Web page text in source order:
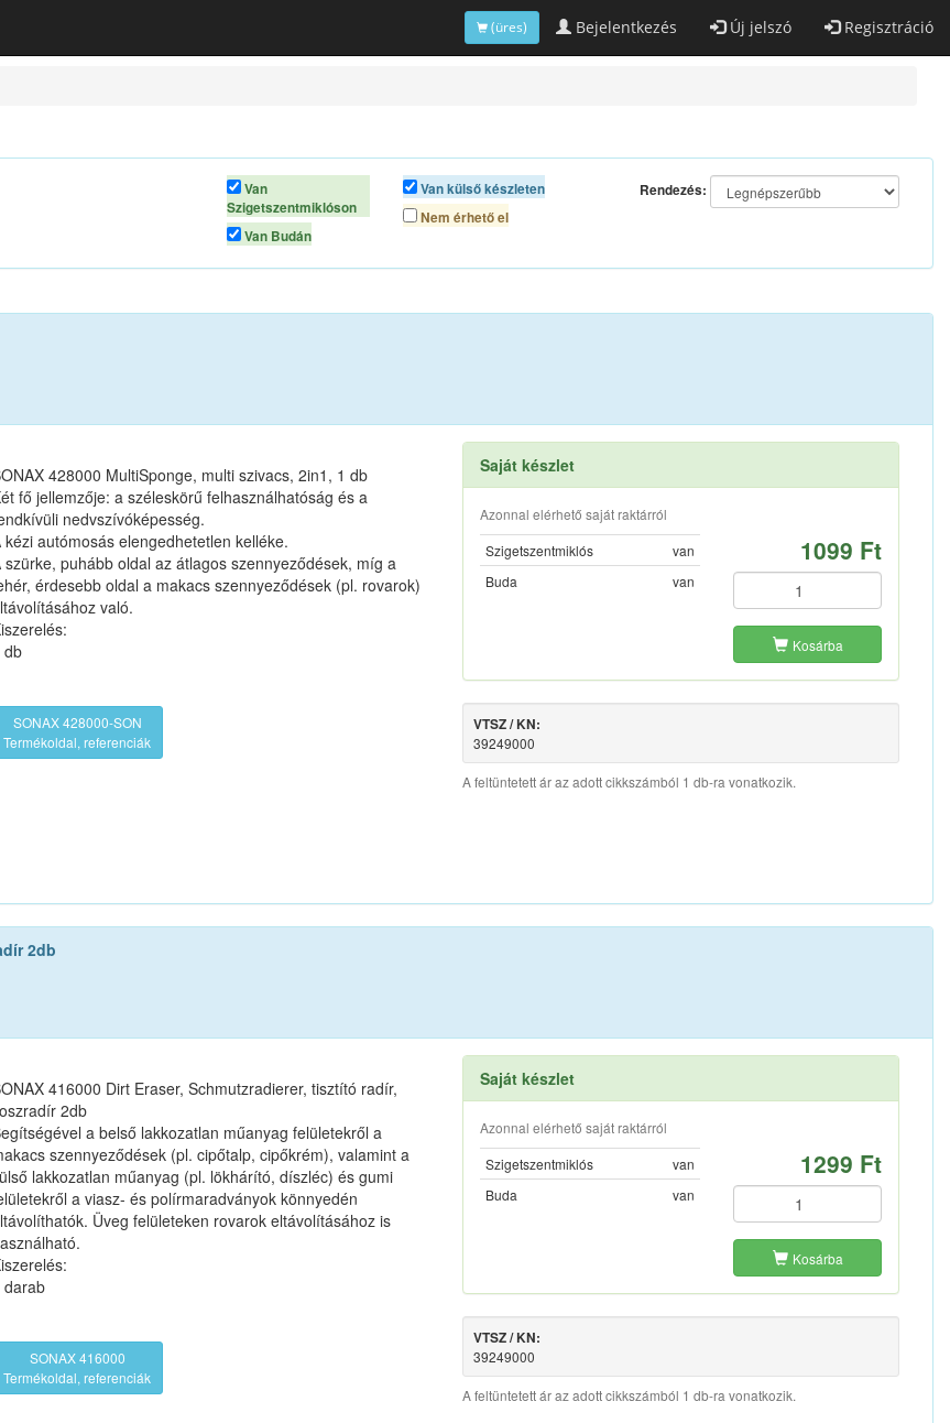
Bejelentkezés Új jelszó Regisztráció
(üres)
Van
Szigetszentmiklóson
Van Budán
Van külső készleten
Nem érhető el
Rendezés:
428000 MultiSponge, multi szivacs, 2in1, 1 db
fő jellemzője: a széleskörű felhasználhatóság és a
nedvszívóképesség.
kézi autómosás elengedhetetlen kelléke.
szürke, puhább oldal az átlagos szennyeződések, míg a
érdesebb oldal a makacs szennyeződések (pl. rovarok)
való.
db
SONAX 428000-SON
Termékoldal, referenciák
Saját készlet
Azonnal elérhető saját raktárról
Szigetszentmiklós
van
Buda
van
1099 Ft
Kosárba
VTSZ / KN:
39249000
A feltüntetett ár az adott cikkszámból 1 db-ra vonatkozik.
2db
416000 Dirt Eraser, Schmutzradierer, tisztító radír,
2db
a belső lakkozatlan műanyag felületekről a
szennyeződések (pl. cipőtalp, cipőkrém), valamint a
lakkozatlan műanyag (pl. lökhárító, díszléc) és gumi
a viasz- és polírmaradványok könnyedén
Üveg felületeken rovarok eltávolításához is
darab
SONAX 416000
Termékoldal, referenciák
Saját készlet
Azonnal elérhető saját raktárról
Szigetszentmiklós
van
Buda
van
1299 Ft
Kosárba
VTSZ / KN:
39249000
A feltüntetett ár az adott cikkszámból 1 db-ra vonatkozik.